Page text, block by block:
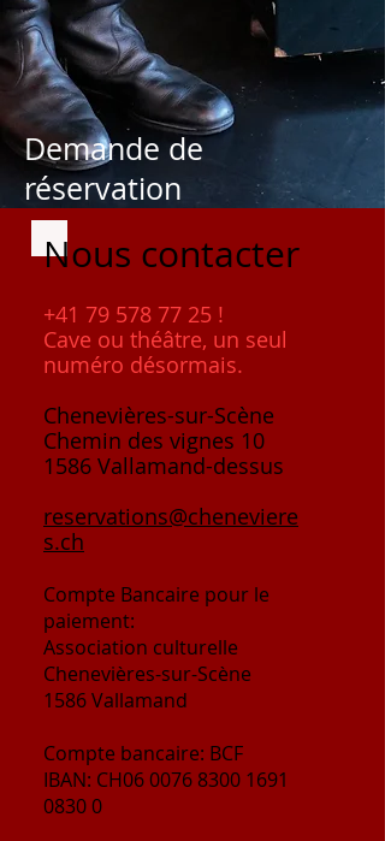
Demande de
réservation
Nous contacter
+41 79 578 77 25 !
Cave ou théâtre, un seul
numéro désormais.
Chenevières-sur-Scène
Chemin des vignes 10
1586 Vallamand-dessus
reservations@cheneviere
s.ch
Compte Bancaire pour le
paiement:
Association culturelle
Chenevières-sur-Scène
1586 Vallamand
Compte bancaire: BCF
IBAN: CH060076 8300 1691
0830 0